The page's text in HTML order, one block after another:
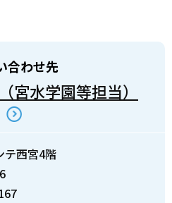
合わせ先
宮水学園等担当）
テ西宮4階